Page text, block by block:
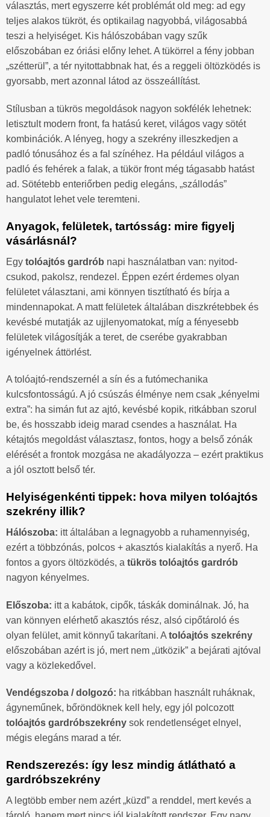
választás, mert egyszerre két problémát old meg: ad egy
teljes alakos tükröt, és optikailag nagyobbá, világosabbá
teszi a helyiséget. Kis hálószobában vagy szűk
előszobában ez óriási előny lehet. A tükörrel a fény jobban
„szétterül”, a tér nyitottabbnak hat, és a reggeli öltözködés is
gyorsabb, mert azonnal látod az összeállítást.
Stílusban a tükrös megoldások nagyon sokfélék lehetnek:
letisztult modern front, fa hatású keret, világos vagy sötét
kombinációk. A lényeg, hogy a szekrény illeszkedjen a
padló tónusához és a fal színéhez. Ha például világos a
padló és fehérek a falak, a tükör front még tágasabb hatást
ad. Sötétebb enteriőrben pedig elegáns, „szállodás”
hangulatot lehet vele teremteni.
Anyagok, felületek, tartósság: mire figyelj
vásárlásnál?
Egy tolóajtós gardrób napi használatban van: nyitod-
csukod, pakolsz, rendezel. Éppen ezért érdemes olyan
felületet választani, ami könnyen tisztítható és bírja a
mindennapokat. A matt felületek általában diszkrétebbek és
kevésbé mutatják az ujjlenyomatokat, míg a fényesebb
felületek világosítják a teret, de cserébe gyakrabban
igényelnek áttörlést.
A tolóajtó-rendszernél a sín és a futómechanika
kulcsfontosságú. A jó csúszás élménye nem csak „kényelmi
extra”: ha simán fut az ajtó, kevésbé kopik, ritkábban szorul
be, és hosszabb ideig marad csendes a használat. Ha
kétajtós megoldást választasz, fontos, hogy a belső zónák
elérését a frontok mozgása ne akadályozza – ezért praktikus
a jól osztott belső tér.
Helyiségenkénti tippek: hova milyen tolóajtós
szekrény illik?
Hálószoba: itt általában a legnagyobb a ruhamennyiség,
ezért a többzónás, polcos + akasztós kialakítás a nyerő. Ha
fontos a gyors öltözködés, a tükrös tolóajtós gardrób
nagyon kényelmes.
Előszoba: itt a kabátok, cipők, táskák dominálnak. Jó, ha
van könnyen elérhető akasztós rész, alsó cipőtároló és
olyan felület, amit könnyű takarítani. A tolóajtós szekrény
előszobában azért is jó, mert nem „ütközik” a bejárati ajtóval
vagy a közlekedővel.
Vendégszoba / dolgozó: ha ritkábban használt ruháknak,
ágyneműnek, bőröndöknek kell hely, egy jól polcozott
tolóajtós gardróbszekrény sok rendetlenséget elnyel,
mégis elegáns marad a tér.
Rendszerezés: így lesz mindig átlátható a
gardróbszekrény
A legtöbb ember nem azért „küzd” a renddel, mert kevés a